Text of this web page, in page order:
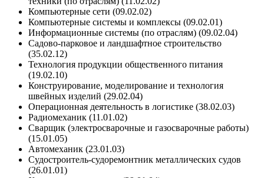
Компьютерные сети (09.02.02)
Компьютерные системы и комплексы (09.02.01)
Информационные системы (по отраслям) (09.02.04)
Садово-парковое и ландшафтное строительство
(35.02.12)
Технология продукции общественного питания
(19.02.10)
Конструирование, моделирование и технология
швейных изделий (29.02.04)
Операционная деятельность в логистике (38.02.03)
Радиомеханик (11.01.02)
Сварщик (электросварочные и газосварочные работы)
(15.01.05)
Автомеханик (23.01.03)
Судостроитель-судоремонтник металлических судов
(26.01.01)